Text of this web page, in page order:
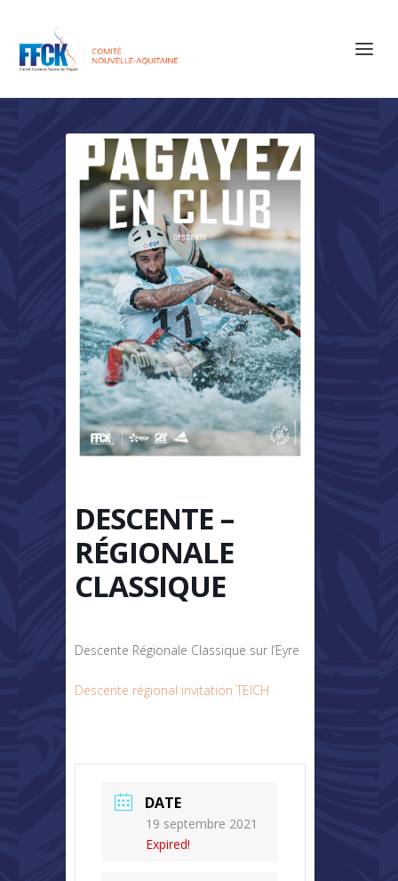
DESCENTE –
RÉGIONALE
CLASSIQUE
Descente Régionale Classique sur l’Eyre
Descente régional invitation TEICH
DATE
19 septembre 2021
Expired!